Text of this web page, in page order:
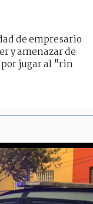
de empresario
y amenazar de
jugar al "rin